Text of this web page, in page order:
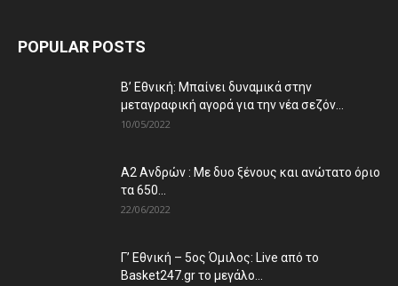
POPULAR POSTS
Β’ Εθνική: Μπαίνει δυναμικά στην
μεταγραφική αγορά για την νέα σεζόν...
10/05/2022
Α2 Ανδρών : Με δυο ξένους και ανώτατο όριο
τα 650...
22/06/2022
Γ’ Εθνική – 5ος Όμιλος: Live από το
Basket247.gr το μεγάλο...